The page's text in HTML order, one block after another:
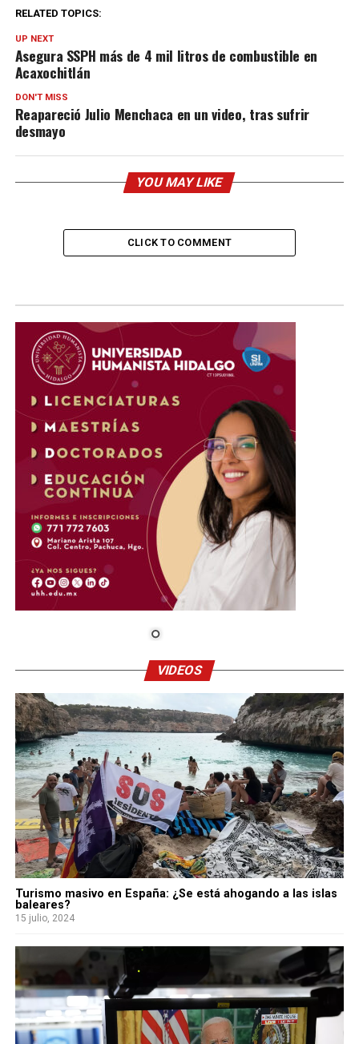
RELATED TOPICS:
UP NEXT
Asegura SSPH más de 4 mil litros de combustible en
Acaxochitlán
DON'T MISS
Reapareció Julio Menchaca en un video, tras sufrir
desmayo
YOU MAY LIKE
CLICK TO COMMENT
VIDEOS
Turismo masivo en España: ¿Se está ahogando a las islas
baleares?
15 julio, 2024